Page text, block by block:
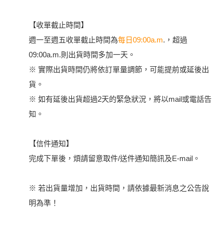
【收單截止時間】
週一至週五收單截止時間為每日09:00a.m.，超過
09:00a.m.則出貨時間多加一天。
※ 實際出貨時間仍將依訂單量調節，可能提前或延後出
貨。
※ 如有延後出貨超過2天的緊急狀況，將以mail或電話告
知。
【信件通知】
完成下單後，煩請留意取件/送件通知簡訊及E-mail。
※ 若出貨量增加，出貨時間，請依據最新消息之公告說
明為準！